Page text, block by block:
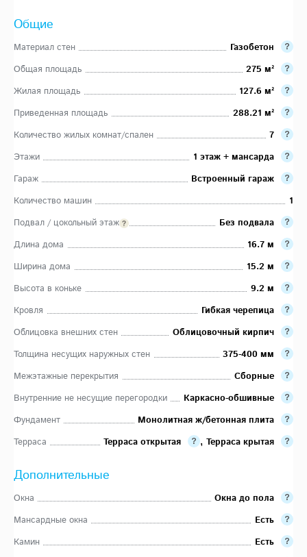
Общие
Материал стен
Газобетон
Общая площадь
275 м²
Жилая площадь
127.6 м²
Приведенная площадь
288.21 м²
Количество жилых комнат/спален
7
Этажи
1 этаж + мансарда
Гараж
Встроенный гараж
Количество машин
1
Подвал / цокольный этаж
Без подвала
Длина дома
16.7 м
Ширина дома
15.2 м
Высота в коньке
9.2 м
Кровля
Гибкая черепица
Облицовка внешних стен
Облицовочный кирпич
Толщина несущих наружных стен
375-400 мм
Межэтажные перекрытия
Сборные
Внутренние не несущие перегородки
Каркасно-обшивные
Фундамент
Монолитная ж/бетонная плита
Терраса
Терраса открытая , Терраса крытая
Дополнительные
Окна
Окна до пола
Мансардные окна
Есть
Камин
Есть